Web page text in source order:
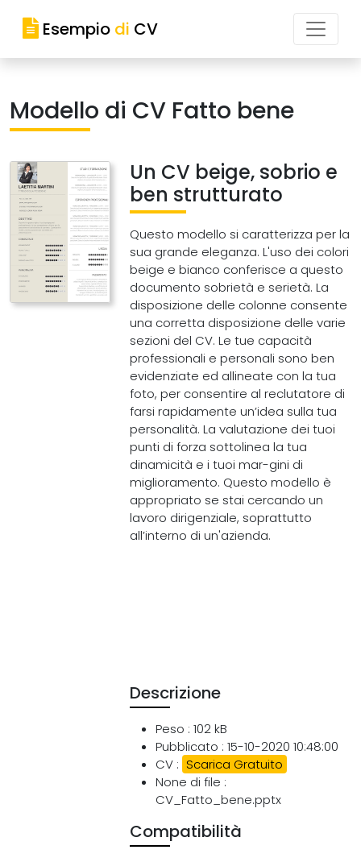
Esempio di CV
Modello di CV Fatto bene
Un CV beige, sobrio e
ben strutturato
Questo modello si caratterizza per la
sua grande eleganza. L'uso dei colori
beige e bianco conferisce a questo
documento sobrietà e serietà. La
disposizione delle colonne consente
una corretta disposizione delle varie
sezioni del CV. Le tue capacità
professionali e personali sono ben
evidenziate ed allineate con la tua
foto, per consentire al reclutatore di
farsi rapidamente un’idea sulla tua
personalità. La valutazione dei tuoi
punti di forza sottolinea la tua
dinamicità e i tuoi mar-gini di
miglioramento. Questo modello è
appropriato se stai cercando un
lavoro dirigenziale, soprattutto
all’interno di un'azienda.
Descrizione
Peso : 102 kB
Pubblicato : 15-10-2020 10:48:00
CV : Scarica Gratuito
None di file :
CV_Fatto_bene.pptx
Compatibilità